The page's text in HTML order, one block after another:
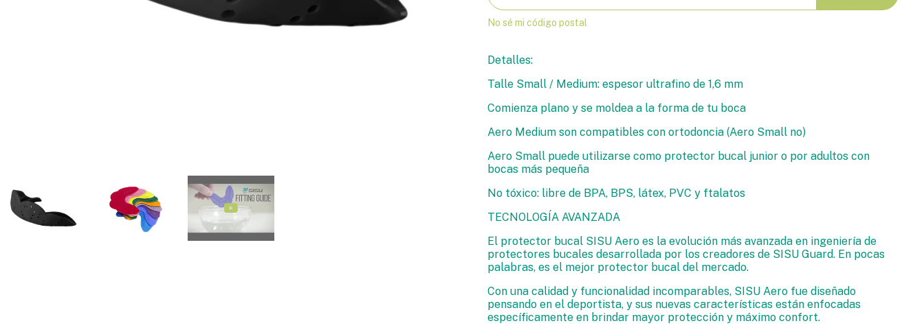
No sé mi código postal
Detalles:
Talle Small / Medium: espesor ultrafino de 1,6 mm
Comienza plano y se moldea a la forma de tu boca
Aero Medium son compatibles con ortodoncia (Aero Small no)
Aero Small puede utilizarse como protector bucal junior o por adultos con
bocas más pequeña
No tóxico: libre de BPA, BPS, látex, PVC y ftalatos
TECNOLOGÍA AVANZADA
El protector bucal SISU Aero es la evolución más avanzada en ingeniería de
protectores bucales desarrollada por los creadores de SISU Guard. En pocas
palabras, es el mejor protector bucal del mercado.
Con una calidad y funcionalidad incomparables, SISU Aero fue diseñado
pensando en el deportista, y sus nuevas características están enfocadas
específicamente en brindar mayor protección y máximo confort.